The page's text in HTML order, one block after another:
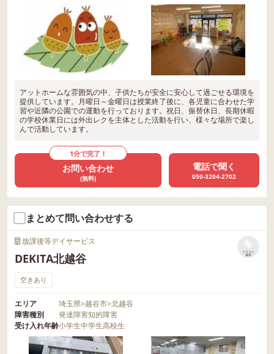
アットホームな雰囲気の中、子供たちが安全に安心して過ごせる環境を
提供しています。月曜日～金曜日は授業終了後に、各児童に合わせた学
習や近隣の公園での運動を行っております。祝日、振替休日、長期休暇
の学校休業日には外出レクを主体とした活動を行い、様々な場所で楽し
んで活動しています。
1分で完了！
お問い合わせ
(無料)
電話で聞く
050-3204-2702
まとめて問い合わせする
放課後等デイサービス
DEKITA北越谷
リストに
保存
空きあり
エリア 埼玉県>越谷市>北越谷
障害種別
発達障害知的障害
受け入れ年齢小学生中学生高校生